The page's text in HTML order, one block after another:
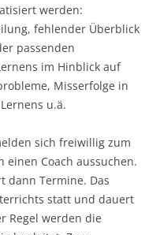
werden:
fehlender Überblick
passenden
im Hinblick auf
Misserfolge in
u.ä.
sich freiwillig zum
einen Coach aussuchen.
dann Termine. Das
statt und dauert
Regel werden die